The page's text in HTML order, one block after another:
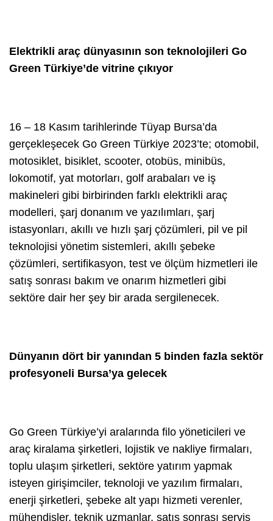
Elektrikli araç dünyasının son teknolojileri Go
Green Türkiye’de vitrine çıkıyor
16 – 18 Kasım tarihlerinde Tüyap Bursa’da
gerçekleşecek Go Green Türkiye 2023’te; otomobil,
motosiklet, bisiklet, scooter, otobüs, minibüs,
lokomotif, yat motorları, golf arabaları ve iş
makineleri gibi birbirinden farklı elektrikli araç
modelleri, şarj donanım ve yazılımları, şarj
istasyonları, akıllı ve hızlı şarj çözümleri, pil ve pil
teknolojisi yönetim sistemleri, akıllı şebeke
çözümleri, sertifikasyon, test ve ölçüm hizmetleri ile
satış sonrası bakım ve onarım hizmetleri gibi
sektöre dair her şey bir arada sergilenecek.
Dünyanın dört bir yanından 5 binden fazla sektör
profesyoneli Bursa’ya gelecek
Go Green Türkiye’yi aralarında filo yöneticileri ve
araç kiralama şirketleri, lojistik ve nakliye firmaları,
toplu ulaşım şirketleri, sektöre yatırım yapmak
isteyen girişimciler, teknoloji ve yazılım firmaları,
enerji şirketleri, şebeke alt yapı hizmeti verenler,
mühendisler, teknik uzmanlar, satış sonrası servis